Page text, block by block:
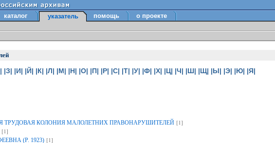
каталог указатель помощь о проекте
|З| |И| |Й| |К| |Л| |М| |Н| |О| |П| |Р| |С| |Т| |У| |Ф| |Х| |Ц| |Ч| |Ш| |Щ| |Ы| |Э| |Ю| |Я|
ТРУДОВАЯ КОЛОНИЯ МАЛОЛЕТНИХ ПРАВОНАРУШИТЕЛЕЙ [1]
[1]
(Р. 1923) [1]